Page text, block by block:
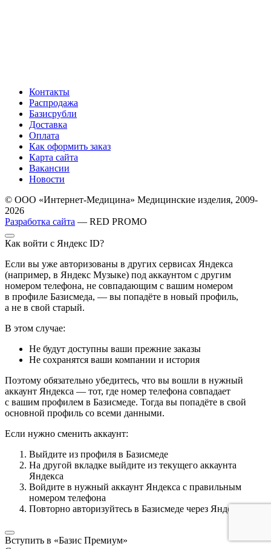
Контакты
Распродажа
Базисрубли
Доставка
Оплата
Как оформить заказ
Карта сайта
Вакансии
Новости
© ООО «Интернет-Медицина» Медицинские изделия, 2009-
2026
Разработка сайта — RED PROMO
Как войти с Яндекс ID?
Если вы уже авторизованы в других сервисах Яндекса
(например, в Яндекс Музыке) под аккаунтом с другим
номером телефона, не совпадающим с вашим номером
в профиле Базисмеда, — вы попадёте в новый профиль,
а не в свой старый.
В этом случае:
Не будут доступны ваши прежние заказы
Не сохранятся ваши компании и история
Поэтому обязательно убедитесь, что вы вошли в нужный
аккаунт Яндекса — тот, где номер телефона совпадает
с вашим профилем в Базисмеде. Тогда вы попадёте в свой
основной профиль со всеми данными.
Если нужно сменить аккаунт:
Выйдите из профиля в Базисмеде
На другой вкладке выйдите из текущего аккаунта
Яндекса
Войдите в нужный аккаунт Яндекса с правильным
номером телефона
Повторно авторизуйтесь в Базисмеде через Яндекс ID
Вступить в «Базис Премиум»